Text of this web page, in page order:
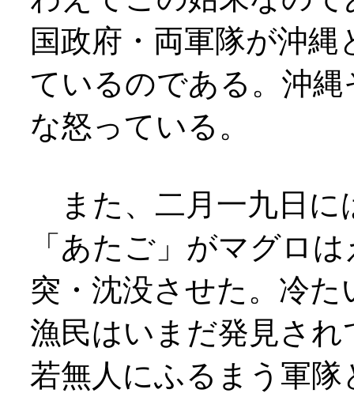
国政府・両軍隊が沖
ているのである。沖
な怒っている。
また、二月一九日に
「あたご」がマグロ
突・沈没させた。冷
漁民はいまだ発見さ
若無人にふるまう軍